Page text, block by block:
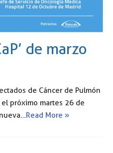
de marzo
de Cáncer de Pulmón
el próximo martes 26 de
Read More »